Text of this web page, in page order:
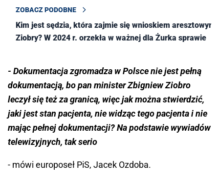
ZOBACZ PODOBNE
Kim jest sędzia, która zajmie się wnioskiem aresztowym
Ziobry? W 2024 r. orzekła w ważnej dla Żurka sprawie
- Dokumentacja zgromadza w Polsce nie jest pełną
dokumentacją, bo pan minister Zbigniew Ziobro
leczył się też za granicą, więc jak można stwierdzić,
jaki jest stan pacjenta, nie widząc tego pacjenta i nie
mając pełnej dokumentacji? Na podstawie wywiadów
telewizyjnych, tak serio
- mówi europoseł PiS, Jacek Ozdoba.